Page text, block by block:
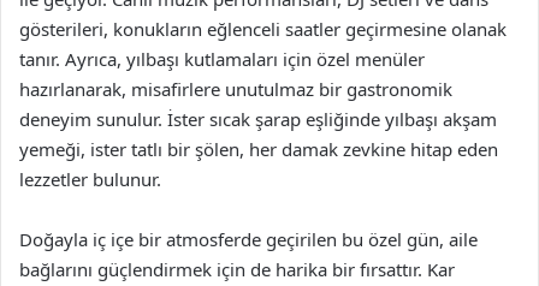
gösterileri, konukların eğlenceli saatler geçirmesine olanak
tanır. Ayrıca, yılbaşı kutlamaları için özel menüler
hazırlanarak, misafirlere unutulmaz bir gastronomik
deneyim sunulur. İster sıcak şarap eşliğinde yılbaşı akşam
yemeği, ister tatlı bir şölen, her damak zevkine hitap eden
lezzetler bulunur.
Doğayla iç içe bir atmosferde geçirilen bu özel gün, aile
bağlarını güçlendirmek için de harika bir fırsattır. Kar